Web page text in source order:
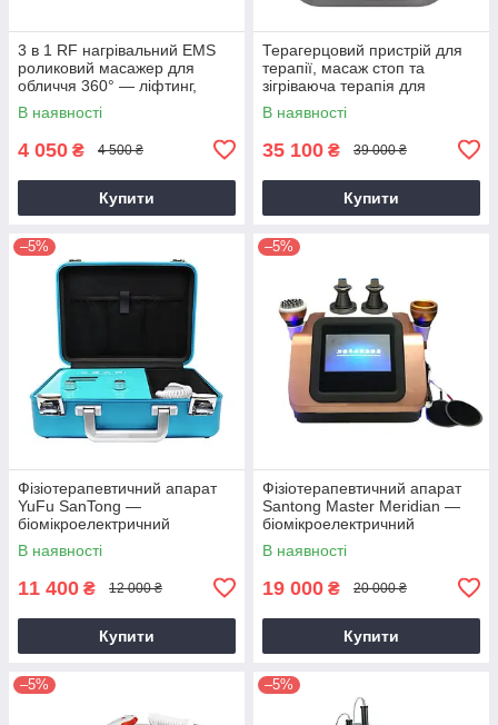
3 в 1 RF нагрівальний EMS
роликовий масажер для
обличчя 360° — ліфтинг,
омолодження та боротьба зі
зморшками
В наявності
4 050 ₴ 4 500 ₴
Купити
Терагерцовий пристрій для
терапії, масаж стоп та
зігріваюча терапія для
полегшення болю, охорона
здоров’я та реабілітація
В наявності
35 100 ₴ 39 000 ₴
Купити
–5%
Фізіотерапевтичний апарат
YuFu SanTong —
біомікроелектричний
меридіональний прилад DDS
для оздоровлення
В наявності
11 400 ₴ 12 000 ₴
Купити
–5%
Фізіотерапевтичний апарат
Santong Master Meridian —
біомікроелектричний
пристрій для терапії,
моксатерапії, гуаша та
В наявності
19 000 ₴ 20 000 ₴
Купити
–5% –5%